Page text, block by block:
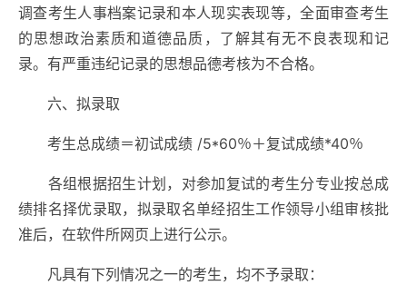
调查考生人事档案记录和本人现实表现等，全面审查考生
的思想政治素质和道德品质，了解其有无不良表现和记
录。有严重违纪记录的思想品德考核为不合格。
六、拟录取
考生总成绩＝初试成绩 /5*60％＋复试成绩*40％
各组根据招生计划，对参加复试的考生分专业按总成
绩排名择优录取，拟录取名单经招生工作领导小组审核批
准后，在软件所网页上进行公示。
凡具有下列情况之一的考生，均不予录取：